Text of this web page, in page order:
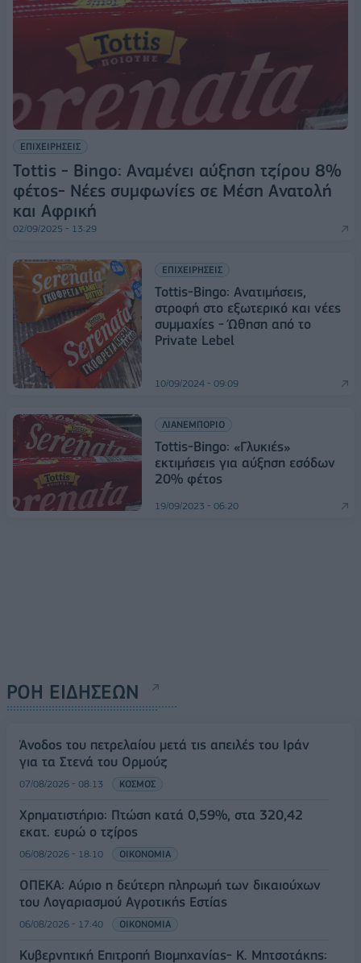
ΕΠΙΧΕΙΡΗΣΕΙΣ
Tottis - Bingo: Αναμένει αύξηση τζίρου 8%
φέτος- Νέες συμφωνίες σε Μέση Ανατολή
και Αφρική
02/09/2025 - 13:29
ΕΠΙΧΕΙΡΗΣΕΙΣ
Tottis-Bingo: Ανατιμήσεις,
στροφή στο εξωτερικό και νέες
συμμαχίες - Ώθηση από το
Private Lebel
10/09/2024 - 09:09
ΛΙΑΝΕΜΠΟΡΙΟ
Tottis-Bingo: «Γλυκιές»
εκτιμήσεις για αύξηση εσόδων
20% φέτος
19/09/2023 - 06:20
ΡΟΗ ΕΙΔΗΣΕΩΝ
Άνοδος του πετρελαίου μετά τις απειλές του Ιράν
για τα Στενά του Ορμούζ
07/08/2026 - 08:13 ΚΟΣΜΟΣ
Χρηματιστήριο: Πτώση κατά 0,59%, στα 320,42
εκατ. ευρώ ο τζίρος
06/08/2026 - 18:10 ΟΙΚΟΝΟΜΙΑ
ΟΠΕΚΑ: Αύριο η δεύτερη πληρωμή των δικαιούχων
του Λογαριασμού Αγροτικής Εστίας
06/08/2026 - 17:40 ΟΙΚΟΝΟΜΙΑ
Κυβερνητική Επιτροπή Βιομηχανίας- Κ. Μητσοτάκης: